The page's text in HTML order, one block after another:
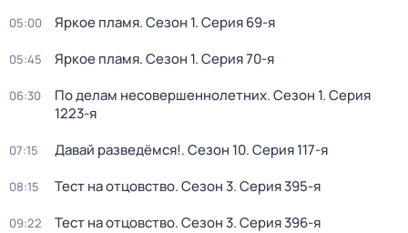
05:00 Яркое пламя. Сезон 1. Серия 69-я
05:45 Яркое пламя. Сезон 1. Серия 70-я
06:30 По делам несовершeннолетниx. Сезон 1. Серия
1223-я
07:15 Давай рaзвeдёмся!. Сезон 10. Серия 117-я
08:15 Тест на отцовство. Сезон 3. Серия 395-я
09:22 Тест на отцовство. Сезон 3. Серия 396-я